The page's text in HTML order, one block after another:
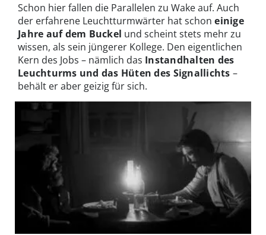
Schon hier fallen die Parallelen zu Wake auf. Auch
der erfahrene Leuchtturmwärter hat schon einige
Jahre auf dem Buckel und scheint stets mehr zu
wissen, als sein jüngerer Kollege. Den eigentlichen
Kern des Jobs – nämlich das Instandhalten des
Leuchturms und das Hüten des Signallichts –
behält er aber geizig für sich.